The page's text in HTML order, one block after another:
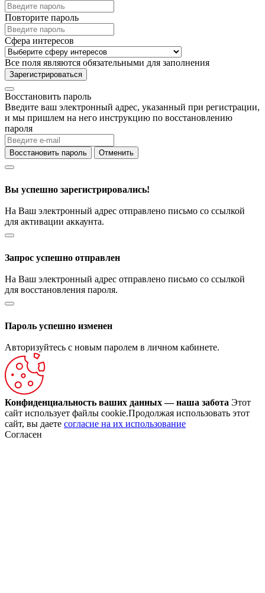
Повторите пароль
Сфера интересов
Все поля являются обязательными для заполнения
Зарегистрироваться
Восстановить пароль
Введите ваш электронный адрес, указанный при регистрации,
и мы пришлем на него инструкцию по восстановлению
пароля
Восстановить пароль Отменить
Вы успешно зарегистрировались!
На Ваш электронный адрес отправлено письмо со ссылкой
для активации аккаунта.
Запрос успешно отправлен
На Ваш электронный адрес отправлено письмо со ссылкой
для восстановления пароля.
Пароль успешно изменен
Авторизуйтесь с новым паролем в личном кабинете.
Конфиденциальность ваших данных — наша забота Этот
сайт использует файлы cookie.Продолжая использовать этот
сайт, вы даете согласие на их использование
Согласен